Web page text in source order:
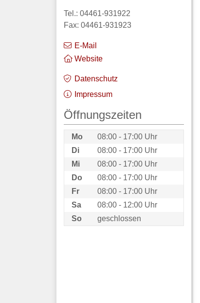
Tel.: 04461-931922
Fax: 04461-931923
E-Mail
Website
Datenschutz
Impressum
Öffnungszeiten
Mo
08:00 - 17:00 Uhr
Di
08:00 - 17:00 Uhr
Mi
08:00 - 17:00 Uhr
Do
08:00 - 17:00 Uhr
Fr
08:00 - 17:00 Uhr
Sa
08:00 - 12:00 Uhr
So
geschlossen